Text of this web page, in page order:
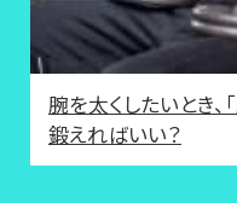
腕を太くしたいとき、
鍛えればいい？